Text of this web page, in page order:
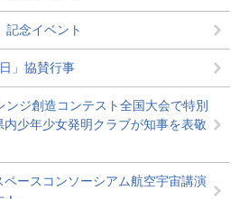
記念イベント
」協賛行事
ジ創造コンテスト全国大会で特別
少年少女発明クラブが知事を表敬
ペースコンソーシアム航空宇宙講演